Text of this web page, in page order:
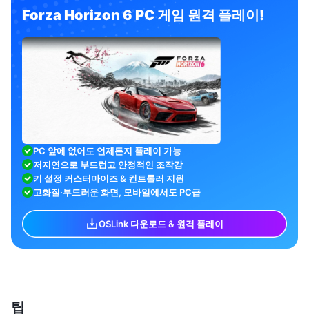
Forza Horizon 6 PC 게임 원격 플레이!
PC 앞에 없어도 언제든지 플레이 가능
저지연으로 부드럽고 안정적인 조작감
키 설정 커스터마이즈 & 컨트롤러 지원
고화질·부드러운 화면, 모바일에서도 PC급
OSLink 다운로드 & 원격 플레이
팁